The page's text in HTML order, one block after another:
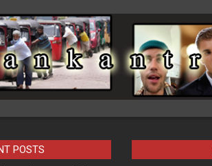
POSTS